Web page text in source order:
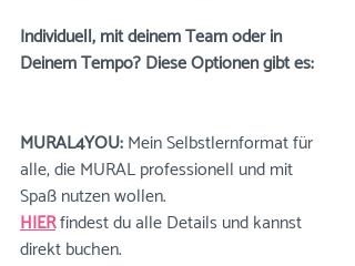
Individuell, mit deinem Team oder in
Deinem Tempo? Diese Optionen gibt es:
MURAL4YOU: Mein Selbstlernformat für
alle, die MURAL professionell und mit
Spaß nutzen wollen.
HIER findest du alle Details und kannst
direkt buchen.